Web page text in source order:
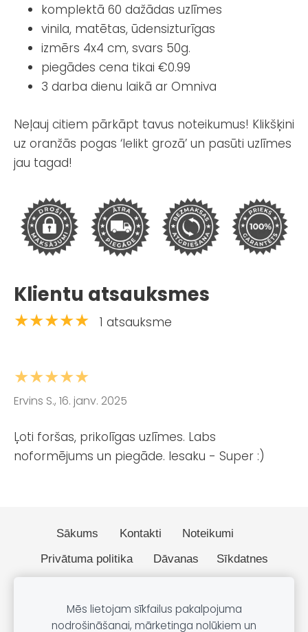
komplektā 60 dažādas uzlīmes
vinila, matētas, ūdensizturīgas
izmērs 4x4 cm, svars 50g.
piegādes cena tikai €0.99
3 darba dienu laikā ar Omniva
Neļauj citiem pārkāpt tavus noteikumus! Klikšķini
uz oranžās pogas ‘Ielikt grozā’ un pasūti uzlīmes
jau tagad!
Klientu atsauksmes
★★★★★ 1 atsauksme
★★★★★
Ervins S., 16. janv. 2025
Ļoti foršas, prikolīgas uzlīmes. Labs
noformējums un piegāde. Iesaku - Super :)
Sākums Kontakti
Noteikumi
Privātuma politika
Dāvanas Sīkdatnes
Mēs lietojam sīkfailus pakalpojuma
nodrošināšanai, mārketinga nolūkiem un